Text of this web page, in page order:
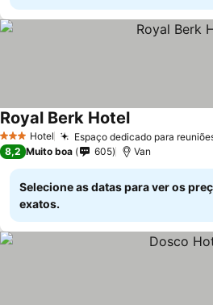
3 EstrelasHotel Espaço dedicado para
Royal Berk HotelVer preços
8,2 Muito boa 605 Van
Selecione as datas para ver os
exatos.